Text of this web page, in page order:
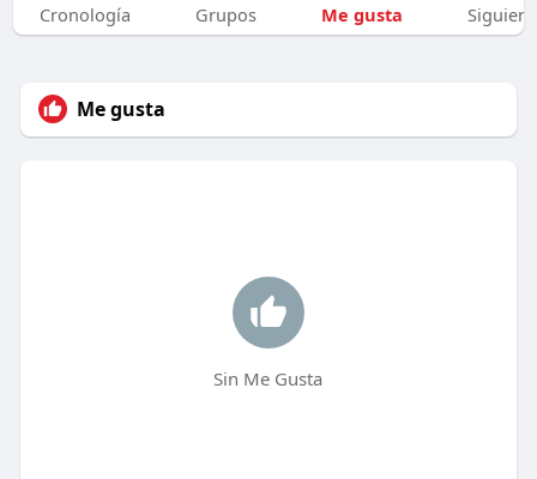
Cronología Grupos Me gusta
Me gusta
Sin Me Gusta